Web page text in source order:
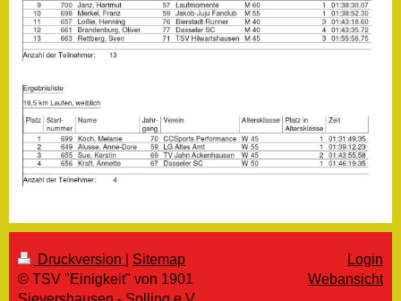
Druckversion
Sitemap
© TSV "Einigkeit" von 1901
Login
Webansicht